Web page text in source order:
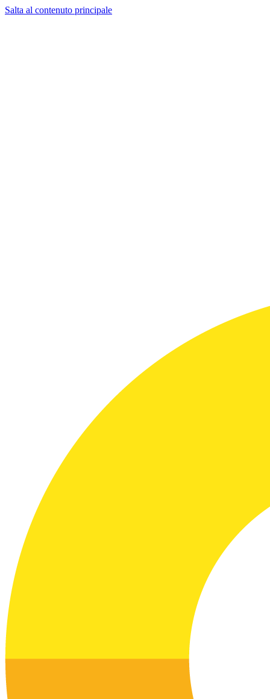
Salta al contenuto principale